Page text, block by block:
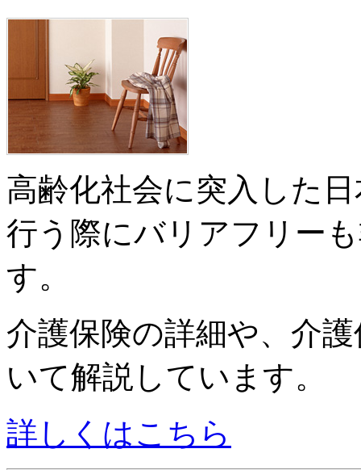
高齢化社会に突入した
行う際にバリアフリー
す。
介護保険の詳細や、介
いて解説しています。
詳しくはこちら